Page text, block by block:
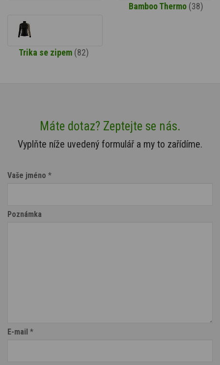
Bamboo Thermo (38)
Trika se zipem (82)
Máte dotaz? Zeptejte se nás.
Vyplňte níže uvedený formulář a my to zařídíme.
Vaše jméno *
Poznámka
E-mail *